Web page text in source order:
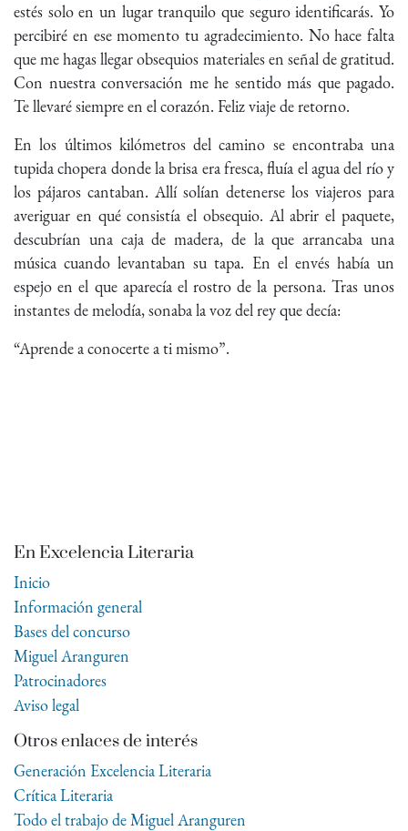
estés solo en un lugar tranquilo que seguro identificarás. Yo
percibiré en ese momento tu agradecimiento. No hace falta
que me hagas llegar obsequios materiales en señal de gratitud.
Con nuestra conversación me he sentido más que pagado.
Te llevaré siempre en el corazón. Feliz viaje de retorno.
En los últimos kilómetros del camino se encontraba una
tupida chopera donde la brisa era fresca, fluía el agua del río y
los pájaros cantaban. Allí solían detenerse los viajeros para
averiguar en qué consistía el obsequio. Al abrir el paquete,
descubrían una caja de madera, de la que arrancaba una
música cuando levantaban su tapa. En el envés había un
espejo en el que aparecía el rostro de la persona. Tras unos
instantes de melodía, sonaba la voz del rey que decía:
“Aprende a conocerte a ti mismo”.
En Excelencia Literaria
Inicio
Información general
Bases del concurso
Miguel Aranguren
Patrocinadores
Aviso legal
Otros enlaces de interés
Generación Excelencia Literaria
Crítica Literaria
Todo el trabajo de Miguel Aranguren